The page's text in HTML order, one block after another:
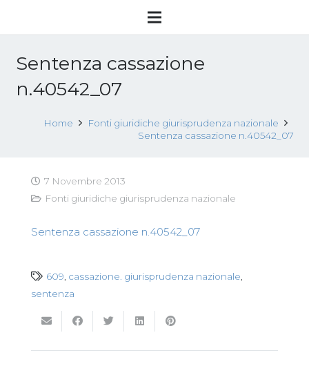
Sentenza cassazione
n.40542_07
Home
Fonti giuridiche giurisprudenza nazionale
Sentenza cassazione n.40542_07
7 Novembre 2013
Fonti giuridiche giurisprudenza nazionale
Sentenza cassazione n.40542_07
609 cassazione. giurisprudenza nazionale
sentenza